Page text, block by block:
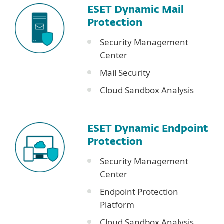
ESET Dynamic Mail
Protection
Security Management
Center
Mail Security
Cloud Sandbox Analysis
ESET Dynamic Endpoint
Protection
Security Management
Center
Endpoint Protection
Platform